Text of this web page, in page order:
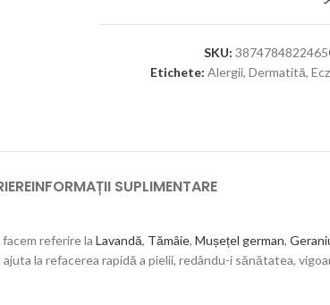
SKU:3874784822465
Etichete: Alergii, Dermatită,
INFORMAȚII SUPLIMENTARE
referire la Lavandă, Tămâie, Mușețel german,
la refacerea rapidă a pielii, redându-i sănătatea,